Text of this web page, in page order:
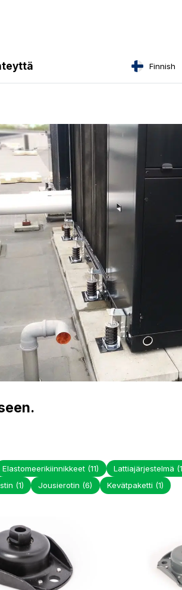
Finnish
French
Elastomeerikiinnikkeet (11) Lattiajärjestelmä
(1) Jousierotin (6) Kevätpaketti (1)